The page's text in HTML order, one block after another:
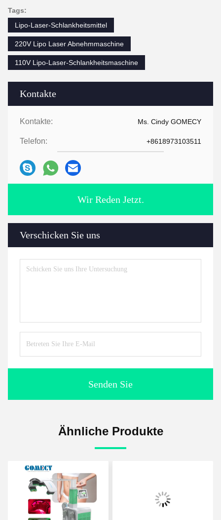
Kontakte
Kontakte: Ms. Cindy GOMECY
Telefon: +8618973103511
Wir Reden Jetzt.
Verschicken Sie uns
Senden Sie
Tags:
Lipo-Laser-Schlankheitsmittel
220V Lipo Laser Abnehmmaschine
110V Lipo-Laser-Schlankheitsmaschine
Ähnliche Produkte